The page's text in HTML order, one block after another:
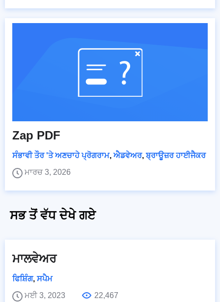
Zap PDF
ਸੰਭਾਵੀ ਤੌਰ 'ਤੇ ਅਣਚਾਹੇ ਪ੍ਰੋਗਰਾਮ, ਐਡਵੇਅਰ,ਬ੍ਰਾਊਜ਼ਰ ਹਾਈਜੈਕਰ
ਮਾਰਚ 3, 2026
ਸਭ ਤੋਂ ਵੱਧ ਦੇਖੇ ਗਏ
ਮਾਲਵੇਅਰ
ਫਿਸ਼ਿੰਗ, ਸਪੈਮ
ਮਈ 3, 2023
22,467